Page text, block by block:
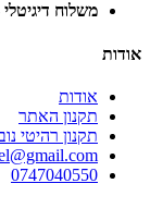
משלוח דיגיטלי
אודות
אודות
תקנון האתר
תקנון רהיטי
0747040550